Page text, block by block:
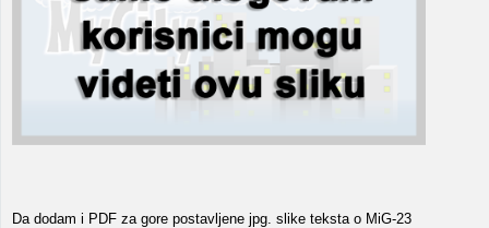
Da dodam i PDF za gore postavljene jpg. slike teksta o MiG-23